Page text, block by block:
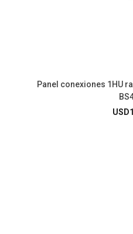
Panel conexiones 1HU
USD